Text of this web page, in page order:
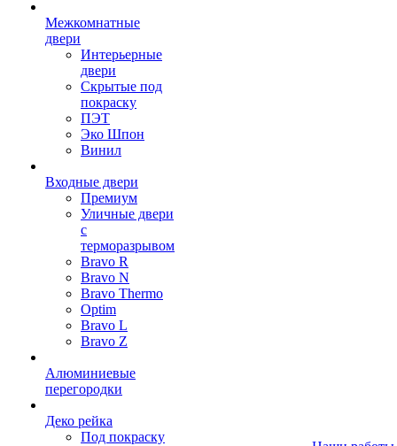
Межкомнатные
двери
Интерьерные
двери
Скрытые под
покраску
ПЭТ
Эко Шпон
Винил
Входные двери
Премиум
Уличные двери
с
терморазрывом
Bravo R
Bravo N
Bravo Thermo
Optim
Bravo L
Bravo Z
Алюминиевые
перегородки
Деко рейка
Под покраску